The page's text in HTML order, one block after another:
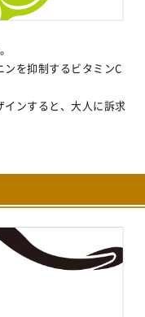
を抑制するビタミンC
インすると、大人に訴求